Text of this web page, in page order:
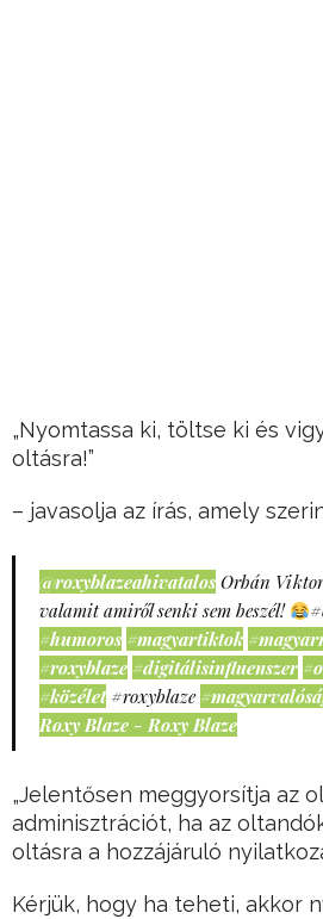
„Nyomtassa ki, töltse ki és
oltásra!”
– javasolja az írás, amely
@roxyblazeahivatalos Orbán
valamit amiről senki sem beszél!
#humoros #magyartiktok
#roxyblaze #digitálisinfluenszer
#közélet #roxyblaze
Roxy Blaze - Roxy Blaze
„Jelentősen meggyorsítja az
adminisztrációt, ha az
oltásra a hozzájáruló
Kérjük, hogy ha teheti, akkor